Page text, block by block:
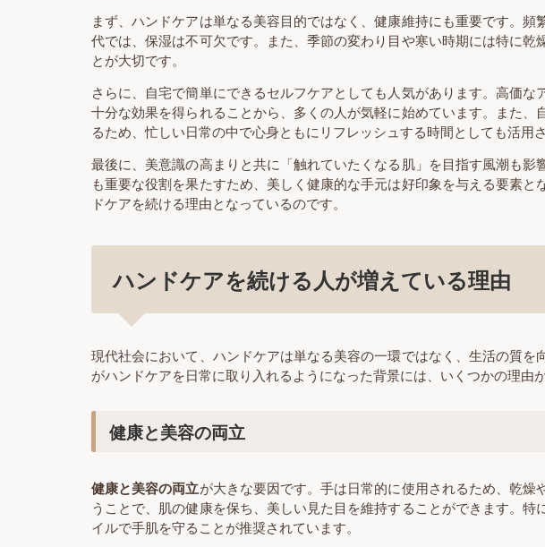
まず、ハンドケアは単なる美容目的ではなく、健康維持にも重要です。
代では、保湿は不可欠です。また、季節の変わり目や寒い時期には特に乾
とが大切です。
さらに、自宅で簡単にできるセルフケアとしても人気があります。高価
十分な効果を得られることから、多くの人が気軽に始めています。また
るため、忙しい日常の中で心身ともにリフレッシュする時間としても活用さ
最後に、美意識の高まりと共に「触れていたくなる肌」を目指す風潮も
も重要な役割を果たすため、美しく健康的な手元は好印象を与える要素
ドケアを続ける理由となっているのです。
ハンドケアを続ける人が増えている理由
現代社会において、ハンドケアは単なる美容の一環ではなく、生活の質
がハンドケアを日常に取り入れるようになった背景には、いくつかの理由が
健康と美容の両立
健康と美容の両立が大きな要因です。手は日常的に使用されるため、乾
うことで、肌の健康を保ち、美しい見た目を維持することができます。
イルで手肌を守ることが推奨されています。